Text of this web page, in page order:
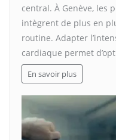
central. À Genève, les
intègrent de plus en
routine. Adapter
cardiaque permet
En savoir plus